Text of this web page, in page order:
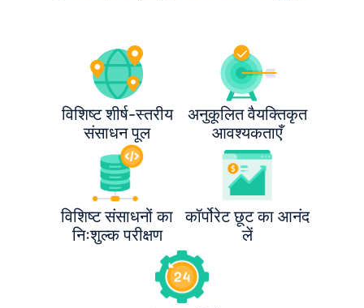
विशिष्ट शीर्ष-स्तरीय
संसाधन पूल
अनुकूलित वैयक्तिकृत
आवश्यकताएँ
विशिष्ट संसाधनों का
निःशुल्क परीक्षण
कॉर्पोरेट छूट का आनंद
लें